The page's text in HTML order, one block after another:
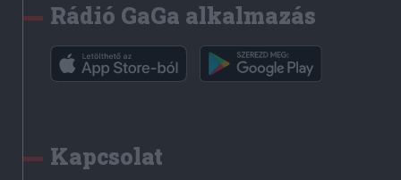
Rádió GaGa alkalmazás
Kapcsolat